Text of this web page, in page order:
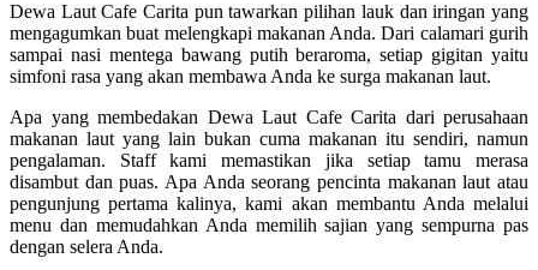
Dewa Laut Cafe Carita pun tawarkan pilihan lauk dan iringan yang
mengagumkan buat melengkapi makanan Anda. Dari calamari gurih
sampai nasi mentega bawang putih beraroma, setiap gigitan yaitu
simfoni rasa yang akan membawa Anda ke surga makanan laut.
Apa yang membedakan Dewa Laut Cafe Carita dari perusahaan
makanan laut yang lain bukan cuma makanan itu sendiri, namun
pengalaman. Staff kami memastikan jika setiap tamu merasa
disambut dan puas. Apa Anda seorang pencinta makanan laut atau
pengunjung pertama kalinya, kami akan membantu Anda melalui
menu dan memudahkan Anda memilih sajian yang sempurna pas
dengan selera Anda.